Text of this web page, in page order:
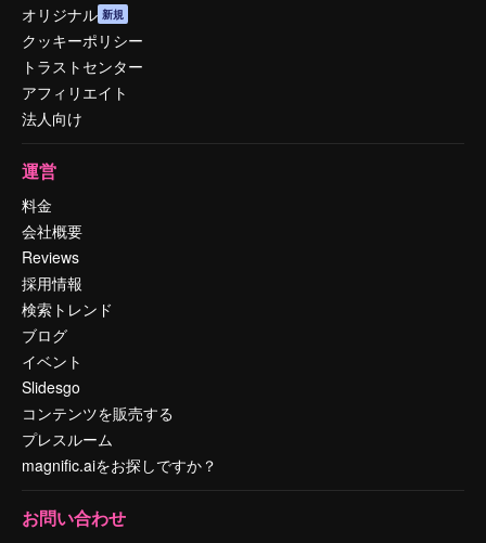
オリジナル 新規
クッキーポリシー
トラストセンター
アフィリエイト
法人向け
運営
料金
会社概要
Reviews
採用情報
検索トレンド
ブログ
イベント
Slidesgo
コンテンツを販売する
プレスルーム
magnific.aiをお探しですか？
お問い合わせ